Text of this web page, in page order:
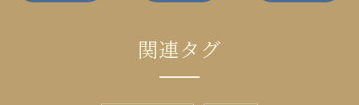
関連タグ